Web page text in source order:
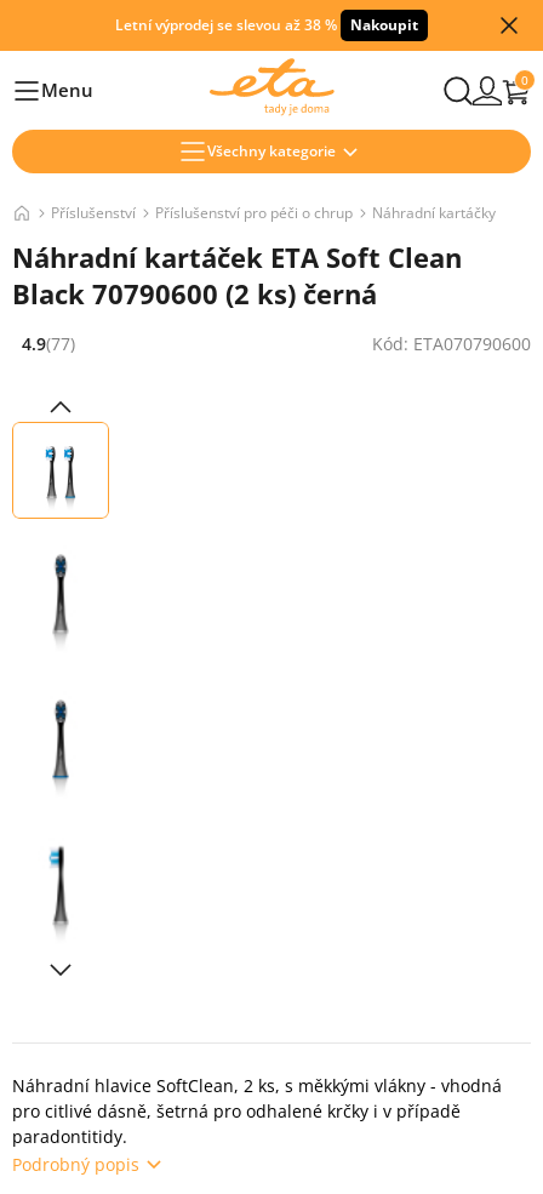
Letní výprodej se slevou až 38 % Nakoupit
HlavníMenu 0
Všechny kategorie
Příslušenství Příslušenství pro péči o chrup Náhradní kartáčky
Náhradní kartáček ETA Soft Clean
Black 70790600 (2 ks) černá
Hodnocení: 4.9 z 5 (77 recenzí)
4.9(77) Kód: ETA070790600
Náhradní hlavice SoftClean, 2 ks, s měkkými vlákny - vhodná
pro citlivé dásně, šetrná pro odhalené krčky i v případě
paradontitidy.
Podrobný popis